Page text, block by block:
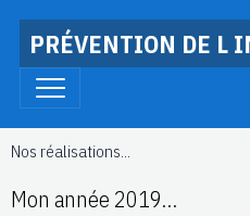
PRÉVENTION DE L
Nos
Mon année 2019…